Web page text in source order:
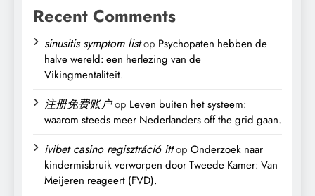
Recent Comments
sinusitis symptom listop Psychopaten hebben de
halve wereld: een herlezing van de
Vikingmentaliteit.
注册免费账户op Leven buiten het systeem:
waarom steeds meer Nederlanders off the grid gaan.
ivibet casino regisztráció ittop Onderzoek naar
kindermisbruik verworpen door Tweede Kamer: Van
Meijeren reageert (FVD).